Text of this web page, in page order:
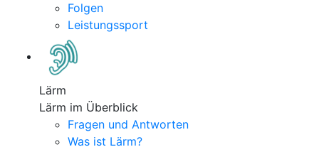
Folgen
Leistungssport
Lärm
Lärm im Überblick
Fragen und Antworten
Was ist Lärm?